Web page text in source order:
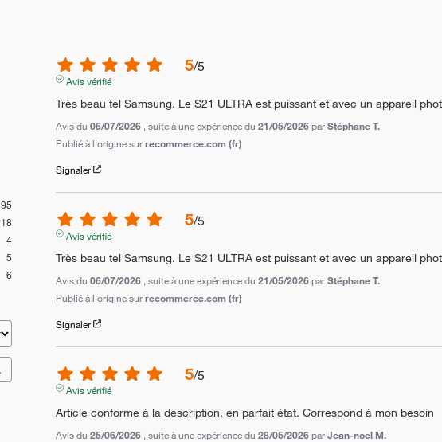
95
18
4
5
6
5/5
Avis vérifié
Très beau tel Samsung. Le S21 ULTRA est puissant et avec un appareil
Avis du06/07/2026 , suite à une expérience du21/05/2026 parStéphane T.
Publié à l'origine surrecommerce.com (fr)
Signaler
5/5
Avis vérifié
Très beau tel Samsung. Le S21 ULTRA est puissant et avec un appareil
Avis du06/07/2026 , suite à une expérience du21/05/2026 parStéphane T.
Publié à l'origine surrecommerce.com (fr)
Signaler
5/5
Avis vérifié
Article conforme à la description, en parfait état. Correspond à mon besoin
Avis du25/06/2026 , suite à une expérience du28/05/2026 parJean-noel M.